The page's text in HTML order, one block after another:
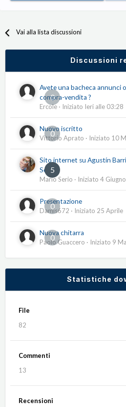
Vai alla lista discussioni
Discussioni
0
Avete una bacheca annunci
compra-vendita ?
Ercole · Iniziato Ieri alle 03:28
0
Nuovo iscritto
Vittorio Aprato · Iniziato 10
5
Sito internet su Agustín
Serio
Mario Serio · Iniziato 4
0
Presentazione
Damis672 · Iniziato 25 Aprile
0
Nuova chitarra
Paolo Guaccero · Iniziato 9
Statistiche
File
82
Commenti
13
Recensioni